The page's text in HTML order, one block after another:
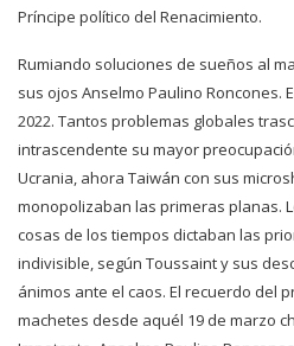
Príncipe político del Renacimiento.
Rumiando soluciones de sueños al
sus ojos Anselmo Paulino Roncones.
2022. Tantos problemas globales
intrascendente su mayor
Ucrania, ahora Taiwán con sus
monopolizaban las primeras planas.
cosas de los tiempos dictaban las
indivisible, según Toussaint y sus
ánimos ante el caos. El recuerdo del
machetes desde aquél 19 de marzo